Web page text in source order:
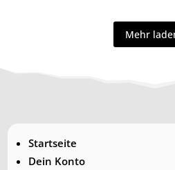
Mehr
Startseite
Dein Konto